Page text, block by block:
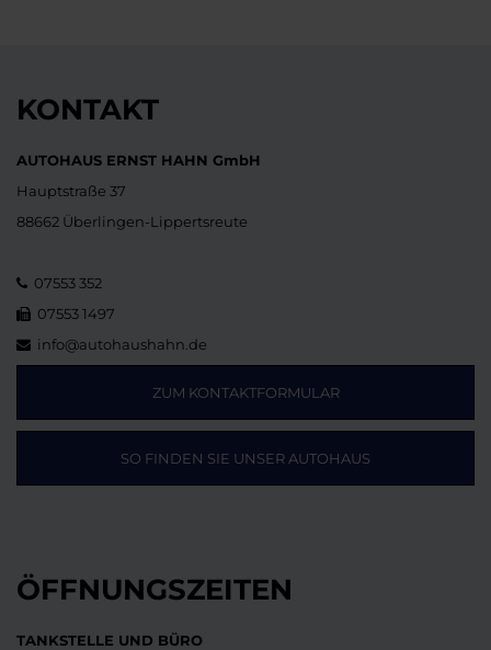
KONTAKT
AUTOHAUS ERNST HAHN GmbH
Hauptstraße 37
88662 Überlingen-Lippertsreute
07553 352
07553 1497
info@autohaushahn.de
ZUM KONTAKTFORMULAR
SO FINDEN SIE UNSER AUTOHAUS
ÖFFNUNGSZEITEN
TANKSTELLE UND BÜRO